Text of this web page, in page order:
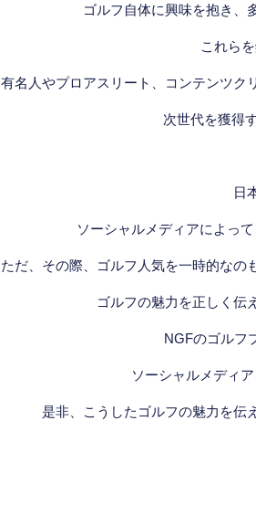
ゴルフ自体に興味を抱き、
これら
有名人やプロアスリート、コンテンツク
次世代を獲得
日
ソーシャルメディアによっ
ただ、その際、ゴルフ人気を一時的なの
ゴルフの魅力を正しく伝
NGFのゴルフ
ソーシャルメディ
是非、こうしたゴルフの魅力を伝